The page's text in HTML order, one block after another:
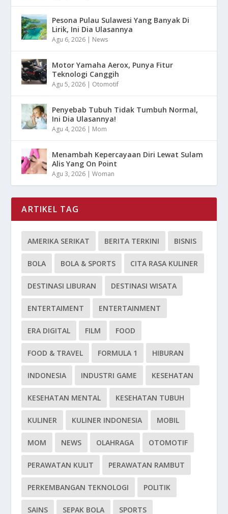
Pesona Pulau Sulawesi Yang Banyak Di
Lirik, Ini Dia Ulasannya
Agu 6, 2026 News
Motor Yamaha Aerox, Punya Fitur
Teknologi Canggih
Agu 5, 2026 Otomotif
Penyebab Tubuh Tidak Tumbuh Normal,
Ini Dia Ulasannya!
Agu 4, 2026 Mom
Menambah Kepercayaan Diri Lewat Sulam
Alis Yang On Point
Agu 3, 2026 |Woman
ARTIKEL TAG
AMERIKA SERIKAT BERITA TERKINI BISNIS
BOLA BOLA & SPORTS CITA RASA KULINER
DESTINASI LIBURAN DESTINASI WISATA
ENTERTAIMENT ENTERTAINMENT
ERA DIGITAL FILM FOOD
FOOD & TRAVEL FORMULA 1 HIBURAN
INDONESIA INDUSTRI GAME KESEHATAN
KESEHATAN MENTAL KESEHATAN TUBUH
KULINER KULINER INDONESIA MOBIL
MOM NEWS OLAHRAGA OTOMOTIF
PERAWATAN KULIT PERAWATAN RAMBUT
PERKEMBANGAN TEKNOLOGI POLITIK
SAINS SEPAK BOLA SPORTS